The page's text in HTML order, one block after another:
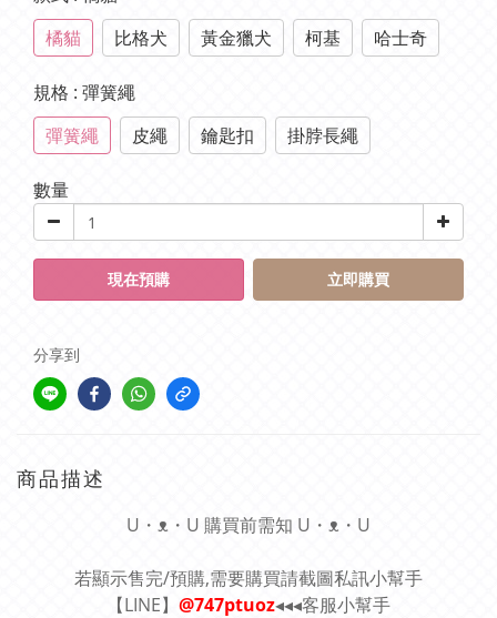
橘貓
比格犬 黃金獵犬 柯基 哈士奇
規格 : 彈簧繩
彈簧繩
皮繩 鑰匙扣 掛脖長繩
數量
現在預購 立即購買
分享到
商品描述
U・ᴥ・U 購買前需知 U・ᴥ・U
若顯示售完/預購,需要購買請截圖私訊小幫手
【LINE】 @747ptuoz◂◂◂客服小幫手